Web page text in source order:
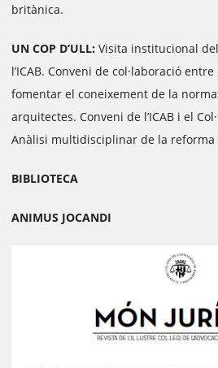
britànica.
UN COP D’ULL: Visita institucional
l’ICAB. Conveni de col·laboració entre
fomentar el coneixement de la
arquitectes. Conveni de l’ICAB i el
Anàlisi multidisciplinar de la reforma
BIBLIOTECA
ANIMUS JOCANDI